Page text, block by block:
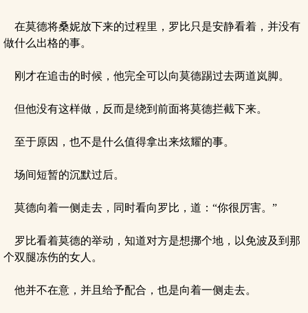
在莫德将桑妮放下来的过程里，罗比只是安静看着，并没有
做什么出格的事。
刚才在追击的时候，他完全可以向莫德踢过去两道岚脚。
但他没有这样做，反而是绕到前面将莫德拦截下来。
至于原因，也不是什么值得拿出来炫耀的事。
场间短暂的沉默过后。
莫德向着一侧走去，同时看向罗比，道：“你很厉害。”
罗比看着莫德的举动，知道对方是想挪个地，以免波及到那
个双腿冻伤的女人。
他并不在意，并且给予配合，也是向着一侧走去。